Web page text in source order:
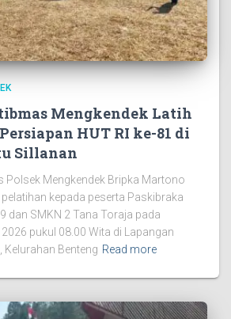
Mengkendek Latih
HUT RI ke-81 di
Sillanan
Polsek Mengkendek Bripka Martono
kepada peserta Paskibraka
dan SMKN 2 Tana Toraja pada
pukul 08.00 Wita di Lapangan
Kelurahan Benteng Read more